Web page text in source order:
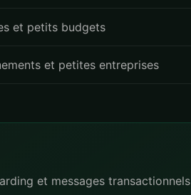
et petits budgets
et petites entreprises
et messages transactionnels